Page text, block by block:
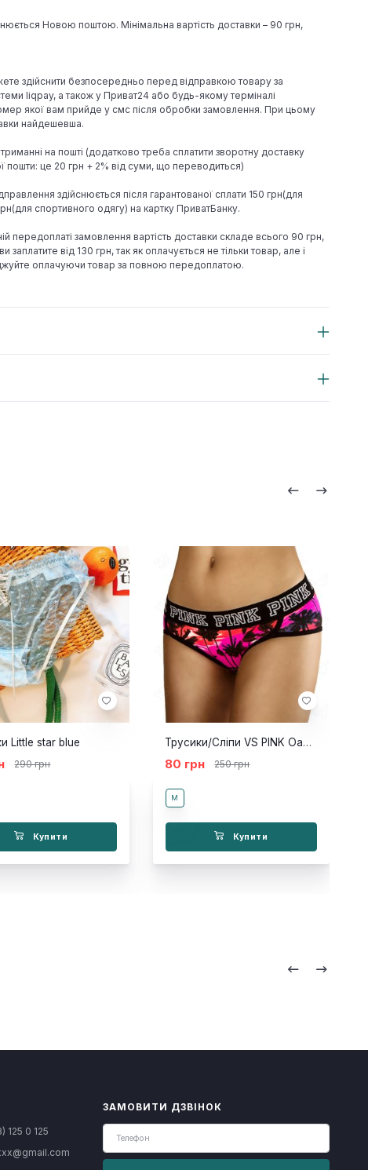
Новою поштою. Мінімальна вартість доставки – 90 грн,
здійснити безпосередньо перед відправкою товару за
liqpay, а також у Приват24 або будь-якому терміналі
якої вам прийде у смс після обробки замовлення. При цьому
найдешевша.
на пошті (додатково треба сплатити зворотну доставку
пошти: це 20 грн + 2% від суми, що переводиться)
здійснюється після гарантованої сплати 150 грн(для
спортивного одягу) на картку ПриватБанку.
передоплаті замовлення вартість доставки складе всього 90 грн,
заплатите від 130 грн, так як оплачується не тільки товар, але і
оплачуючи товар за повною передоплатою.
Little star blue
290 грн
Купити
Трусики/Сліпи VS PINK Оазис
80 грн 250 грн
M
Купити
125 0 125
ЗАМОВИТИ ДЗВІНОК